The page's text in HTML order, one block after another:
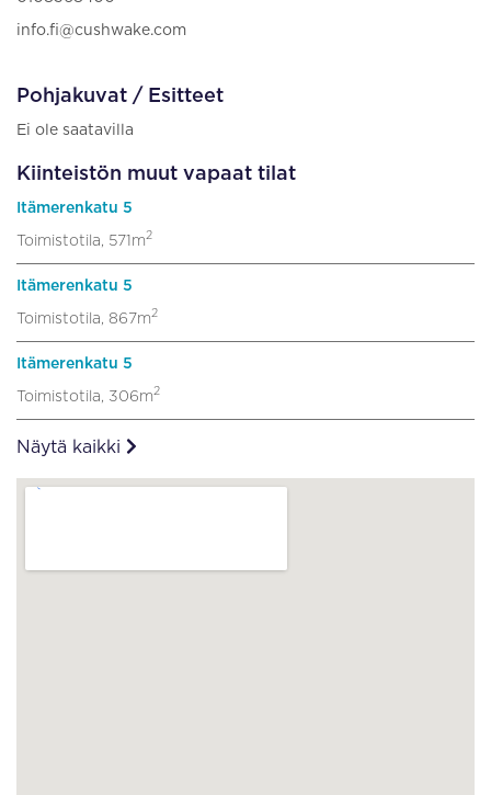
info.fi@cushwake.com
Pohjakuvat / Esitteet
Ei ole saatavilla
Kiinteistön muut vapaat tilat
Itämerenkatu 5
Toimistotila, 571m2
Itämerenkatu 5
Toimistotila, 867m2
Itämerenkatu 5
Toimistotila, 306m2
Näytä kaikki